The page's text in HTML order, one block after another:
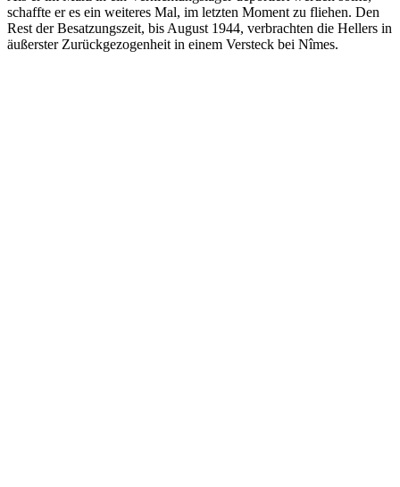
schaffte er es ein weiteres Mal, im letzten Moment zu fliehen. Den
Rest der Besatzungszeit, bis August 1944, verbrachten die Hellers in
äußerster Zurückgezogenheit in einem Versteck bei Nîmes.